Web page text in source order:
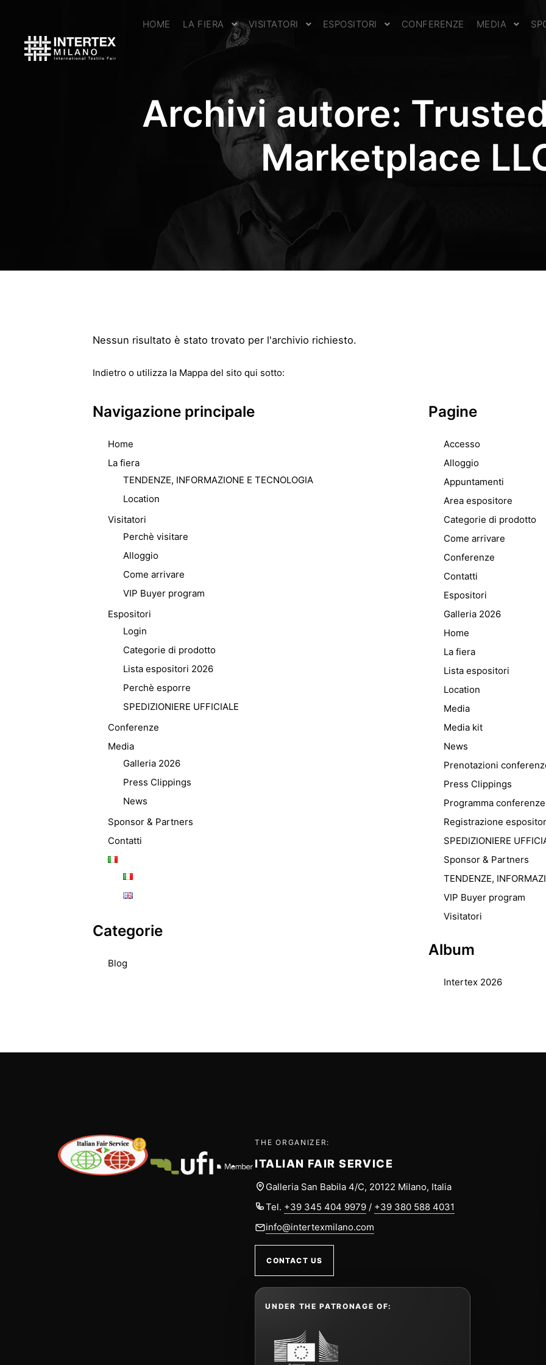
HOME LA FIERA VISITATORI ESPOSITORI CONFERENZE MEDIA
Archivi autore:
Marketplace
Nessun risultato è stato trovato per l'archivio richiesto.
Indietro o utilizza la Mappa del sito qui sotto:
Navigazione principale
Home
La fiera
TENDENZE, INFORMAZIONE E TECNOLOGIA
Location
Visitatori
Perchè visitare
Alloggio
Come arrivare
VIP Buyer program
Espositori
Login
Categorie di prodotto
Lista espositori 2026
Perchè esporre
SPEDIZIONIERE UFFICIALE
Conferenze
Media
Galleria 2026
Press Clippings
News
Sponsor & Partners
Contatti
Categorie
Blog
Pagine
Accesso
Alloggio
Appuntamenti
Area espositore
Categorie di prodotto
Come arrivare
Conferenze
Contatti
Espositori
Galleria 2026
Home
La fiera
Lista espositori
Location
Media
Media kit
News
Prenotazioni
Press Clippings
Programma conferenze
Registrazione
SPEDIZIONIERE
Sponsor & Partners
TENDENZE,
VIP Buyer program
Visitatori
Album
Intertex 2026
THE ORGANIZER:
ITALIAN FAIR SERVICE
Galleria San Babila 4/C, 20122 Milano, Italia
Tel. +39 345 404 9979 / +39 380 588 4031
info@intertexmilano.com
CONTACT US
UNDER THE PATRONAGE OF: